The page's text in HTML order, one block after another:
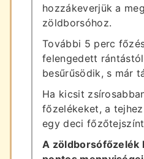
hozzákeverjük a
zöldborsóhoz.
További 5 perc
felengedett
besűrűsödik, s már
Ha kicsit
főzelékeket, a
egy deci
A zöldborsófőzelék